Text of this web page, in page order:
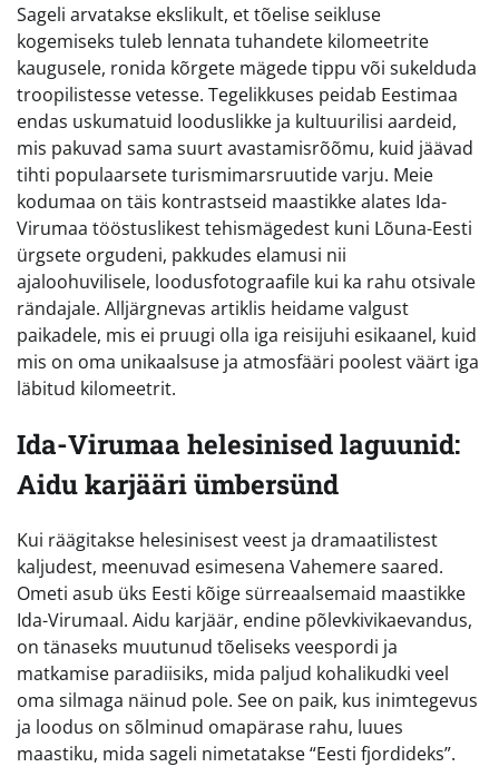
Sageli arvatakse ekslikult, et tõelise seikluse
kogemiseks tuleb lennata tuhandete kilomeetrite
kaugusele, ronida kõrgete mägede tippu või sukelduda
troopilistesse vetesse. Tegelikkuses peidab Eestimaa
endas uskumatuid looduslikke ja kultuurilisi aardeid,
mis pakuvad sama suurt avastamisrõõmu, kuid jäävad
tihti populaarsete turismimarsruutide varju. Meie
kodumaa on täis kontrastseid maastikke alates Ida-
Virumaa tööstuslikest tehismägedest kuni Lõuna-Eesti
ürgsete orgudeni, pakkudes elamusi nii
ajaloohuvilisele, loodusfotograafile kui ka rahu otsivale
rändajale. Alljärgnevas artiklis heidame valgust
paikadele, mis ei pruugi olla iga reisijuhi esikaanel, kuid
mis on oma unikaalsuse ja atmosfääri poolest väärt iga
läbitud kilomeetrit.
Ida-Virumaa helesinised laguunid:
Aidu karjääri ümbersünd
Kui räägitakse helesinisest veest ja dramaatilistest
kaljudest, meenuvad esimesena Vahemere saared.
Ometi asub üks Eesti kõige sürreaalsemaid maastikke
Ida-Virumaal. Aidu karjäär, endine põlevkivikaevandus,
on tänaseks muutunud tõeliseks veespordi ja
matkamise paradiisiks, mida paljud kohalikudki veel
oma silmaga näinud pole. See on paik, kus inimtegevus
ja loodus on sõlminud omapärase rahu, luues
maastiku, mida sageli nimetatakse “Eesti fjordideks”.